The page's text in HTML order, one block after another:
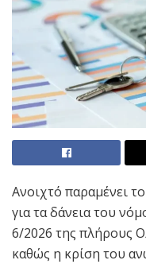
Ανοιχτό παραμένει
για τα δάνεια του
6/2026 της πλήρους
καθώς η κρίση του